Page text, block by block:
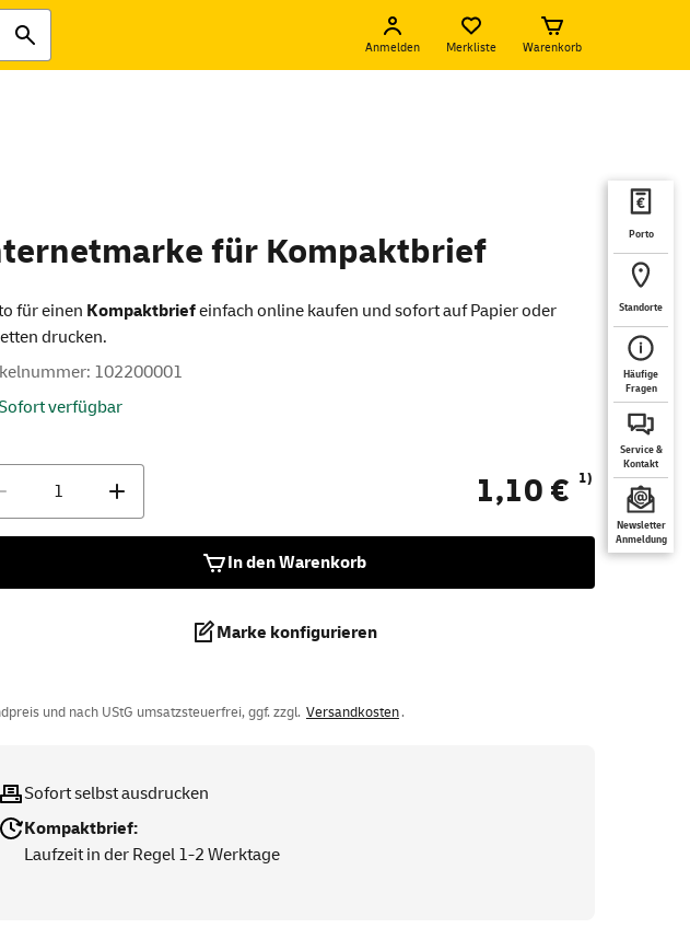
Anmelden Merkliste Warenkorb
Porto
Standorte
Häufige
Fragen
Service &
Kontakt
Newsletter
Anmeldung
für Kompaktbrief
für einen Kompaktbriefeinfach online kaufen und sofort auf Papier oder
drucken.
102200001
verfügbar
1,10 € 1)
In den Warenkorb
Marke konfigurieren
und nach UStG umsatzsteuerfrei, ggf. zzgl. Versandkosten.
Sofort selbst ausdrucken
Kompaktbrief:
Laufzeit in der Regel 1-2 Werktage